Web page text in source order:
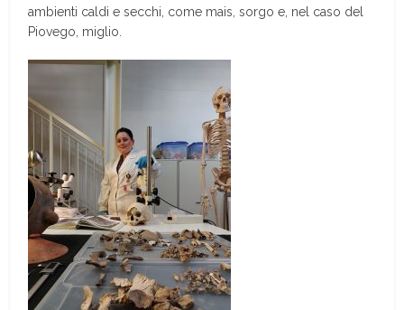
ambienti caldi e secchi, come mais, sorgo e, nel caso del
Piovego, miglio.